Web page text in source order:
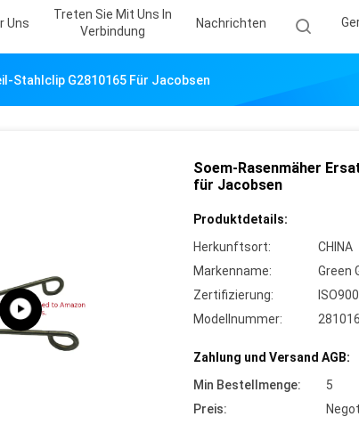
Uns
Treten Sie Mit Uns In
Verbindung
Nachrichten
Stahlclip G2810165 Für Jacobsen
Soem-Rasenmäher
für Jacobsen
Produktdetails:
Herkunftsort:
CHINA
Markenname:
Green
Zertifizierung:
Modellnummer:
Zahlung und Versand AGB:
Min Bestellmenge:
5
Preis: